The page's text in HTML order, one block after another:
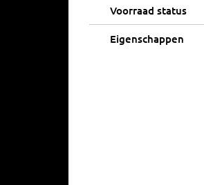
Voorraad status
Eigenschappen